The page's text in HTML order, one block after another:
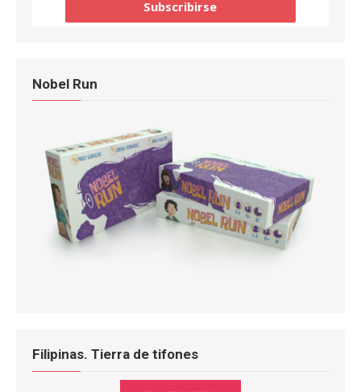
Nobel Run
Filipinas. Tierra de tifones